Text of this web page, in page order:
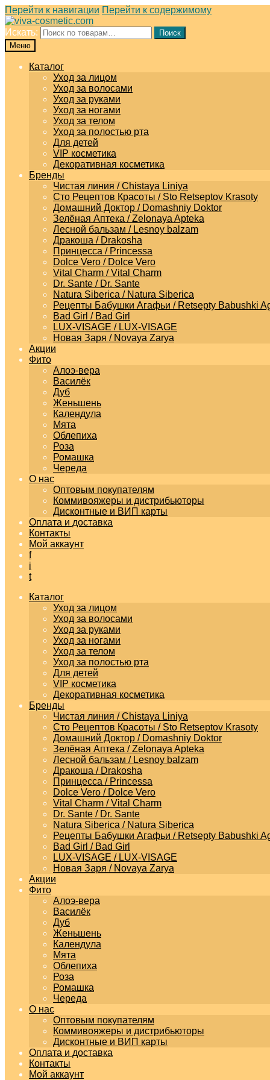
Перейти к навигации Перейти к содержимому
Искать:
Поиск
Меню
Каталог
Уход за лицом
Уход за волосами
Уход за руками
Уход за ногами
Уход за телом
Уход за полостью рта
Для детей
VIP косметика
Декоративная косметика
Бренды
Чистая линия / Chistaya Liniya
Сто Рецептов Красоты / Sto Retseptov Krasoty
Домашний Доктор / Domashniy Doktor
Зелёная Аптека / Zelonaya Apteka
Лесной бальзам / Lesnoy balzam
Дракоша / Drakosha
Принцесса / Princessa
Dolce Vero / Dolce Vero
Vital Charm / Vital Charm
Dr. Sante / Dr. Sante
Natura Siberica / Natura Siberica
Рецепты Бабушки Агафьи / Retsepty Babushki
Bad Girl / Bad Girl
LUX-VISAGE / LUX-VISAGE
Новая Заря / Novaya Zarya
Акции
Фито
Алоэ-вера
Василёк
Дуб
Женьшень
Календула
Мята
Облепиха
Роза
Ромашка
Череда
О нас
Оптовым покупателям
Коммивояжеры и дистрибьюторы
Дисконтные и ВИП карты
Оплата и доставка
Контакты
Мой аккаунт
f
i
t
Каталог
Уход за лицом
Уход за волосами
Уход за руками
Уход за ногами
Уход за телом
Уход за полостью рта
Для детей
VIP косметика
Декоративная косметика
Бренды
Чистая линия / Chistaya Liniya
Сто Рецептов Красоты / Sto Retseptov Krasoty
Домашний Доктор / Domashniy Doktor
Зелёная Аптека / Zelonaya Apteka
Лесной бальзам / Lesnoy balzam
Дракоша / Drakosha
Принцесса / Princessa
Dolce Vero / Dolce Vero
Vital Charm / Vital Charm
Dr. Sante / Dr. Sante
Natura Siberica / Natura Siberica
Рецепты Бабушки Агафьи / Retsepty Babushki
Bad Girl / Bad Girl
LUX-VISAGE / LUX-VISAGE
Новая Заря / Novaya Zarya
Акции
Фито
Алоэ-вера
Василёк
Дуб
Женьшень
Календула
Мята
Облепиха
Роза
Ромашка
Череда
О нас
Оптовым покупателям
Коммивояжеры и дистрибьюторы
Дисконтные и ВИП карты
Оплата и доставка
Контакты
Мой аккаунт